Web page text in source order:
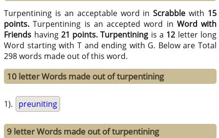
Turpentining is an acceptable word inScrabble with 15
points.Turpentining is an accepted word in Word with
Friends having 21 points. Turpentining is a 12 letter long
Word starting with T and ending with G. Below are Total
298 words made out of this word.
10 letter Words made out of turpentining
1). preuniting
9 letter Words made out of turpentining